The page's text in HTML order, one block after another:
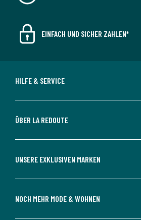
EINFACH UND SICHER ZAHLEN*
HILFE & SERVICE
ÜBER LA REDOUTE
UNSERE EXKLUSIVEN MARKEN
NOCH MEHR MODE & WOHNEN